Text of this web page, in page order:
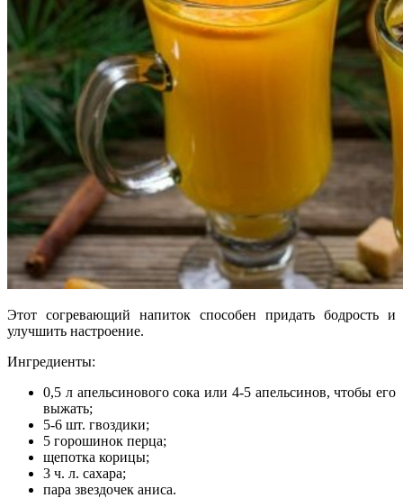
Этот согревающий напиток способен придать бодрость и
улучшить настроение.
Ингредиенты:
0,5 л апельсинового сока или 4-5 апельсинов, чтобы его
выжать;
5-6 шт. гвоздики;
5 горошинок перца;
щепотка корицы;
3 ч. л. сахара;
пара звездочек аниса.